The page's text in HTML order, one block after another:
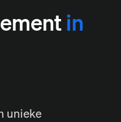
in
unieke